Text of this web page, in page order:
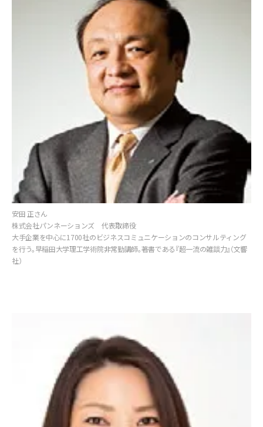
安田 正さん
株式会社パンネーションズ 代表取締役
大手企業を中心に1700社のビジネスコミュニケーションのコンサルティング
を行う。早稲田大学理工学術院非常勤講師。著書である『超一流の雑談力』（文響
社）